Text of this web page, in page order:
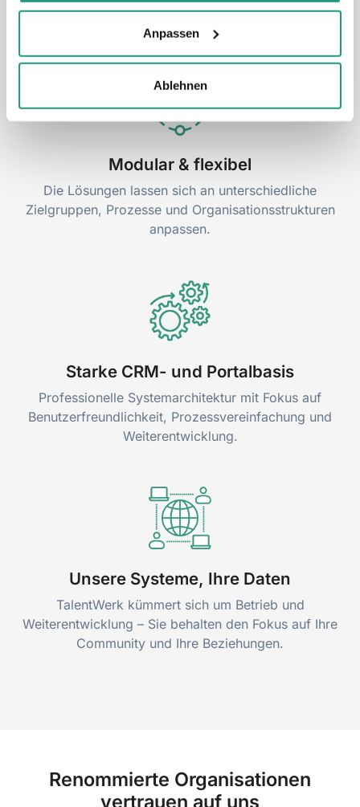
Anpassen
Ablehnen
Von der digitalen Plattform über Beratung bis hin
zu KI-gestützten Tools kommt alles aus einem
Modular & flexibel
Die Lösungen lassen sich an unterschiedliche
Zielgruppen, Prozesse und Organisationsstrukturen
anpassen.
Starke CRM- und Portalbasis
Professionelle Systemarchitektur mit Fokus auf
Benutzerfreundlichkeit, Prozessvereinfachung und
Weiterentwicklung.
Unsere Systeme, Ihre Daten
TalentWerk kümmert sich um Betrieb und
Weiterentwicklung – Sie behalten den Fokus auf Ihre
Community und Ihre Beziehungen.
Renommierte Organisationen
vertrauen auf uns